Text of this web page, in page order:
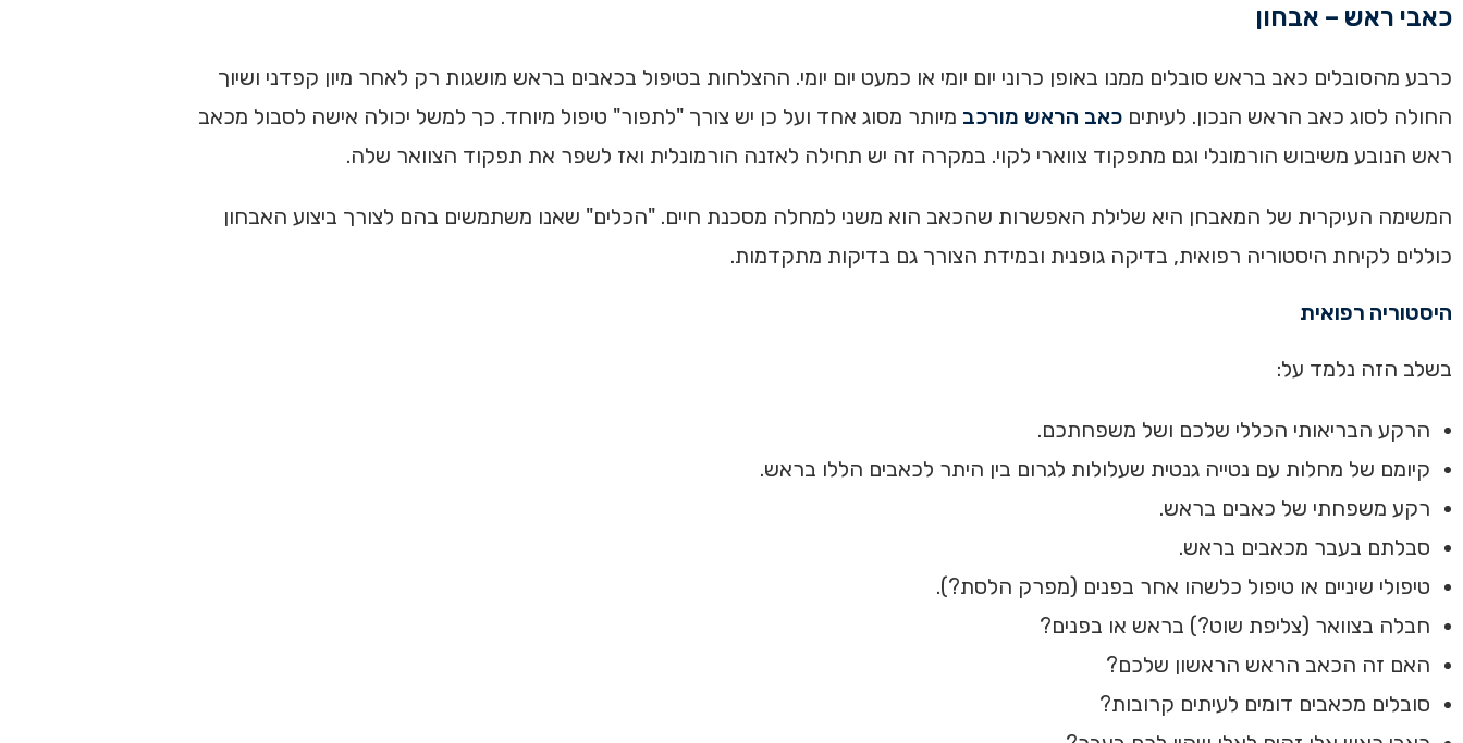
כאבי ראש – אבחון
כרבע מהסובלים כאב בראש סובלים ממנו באופן כרוני יום יומי או כמעט יום יומי. ההצלחות בטיפול בכאבים בראש מושגות רק לאחר מיון קפדני ושיוך
החולה לסוג כאב הראש הנכון. לעיתים כאב הראש מורכב מיותר מסוג אחד ועל כן יש צורך "לתפור" טיפול מיוחד. כך למשל יכולה אישה לסבול מכאב
ראש הנובע משיבוש הורמונלי וגם מתפקוד צווארי לקוי. במקרה זה יש תחילה לאזנה הורמונלית ואז לשפר את תפקוד הצוואר שלה.
המשימה העיקרית של המאבחן היא שלילת האפשרות שהכאב הוא משני למחלה מסכנת חיים. "הכלים" שאנו משתמשים בהם לצורך ביצוע האבחון
כוללים לקיחת היסטוריה רפואית, בדיקה גופנית ובמידת הצורך גם בדיקות מתקדמות.
היסטוריה רפואית
בשלב הזה נלמד על:
הרקע הבריאותי הכללי שלכם ושל משפחתכם.
קיומם של מחלות עם נטייה גנטית שעלולות לגרום בין היתר לכאבים הללו בראש.
רקע משפחתי של כאבים בראש.
סבלתם בעבר מכאבים בראש.
טיפולי שיניים או טיפול כלשהו אחר בפנים (מפרק הלסת?).
חבלה בצוואר (צליפת שוט?) בראש או בפנים?
האם זה הכאב הראש הראשון שלכם?
סובלים מכאבים דומים לעיתים קרובות?